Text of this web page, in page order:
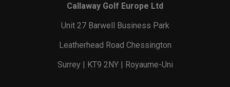
Callaway Golf Europe Ltd
Unit 27 Barwell Business Park
Leatherhead Road Chessington
Surrey | KT9 2NY | Royaume-Uni